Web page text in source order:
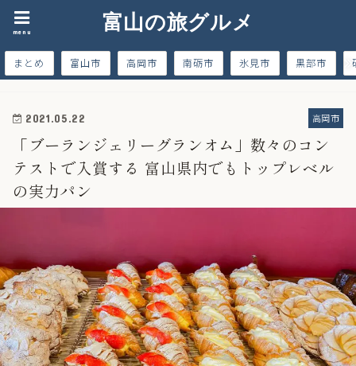
富山の旅グルメ
menu
まとめ 富山市 高岡市 南砺市 氷見市 黒部市
高岡市
2021.05.22
「ブーランジェリーグランオム」数々のコン
テストで入賞する 富山県内でもトップレベル
の実力パン